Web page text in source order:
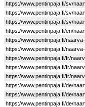
https://www.pentinpaja.fi/sv/
https://www.pentinpaja.fi/sv/
https://www.pentinpaja.fi/sv/
https://www.pentinpaja.fi/en/
https://www.pentinpaja.fi/
https://www.pentinpaja.fi/
https://www.pentinpaja.fi/fr/
https://www.pentinpaja.fi/fr/
https://www.pentinpaja.fi/fr/
https://www.pentinpaja.fi/de/
https://www.pentinpaja.fi/de/
https://www.pentinpaja.fi/de/